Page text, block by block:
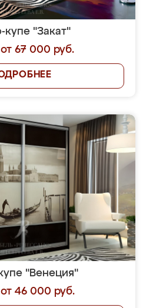
купе "Закат"
67 000 руб.
"Венеция"
46 000 руб.